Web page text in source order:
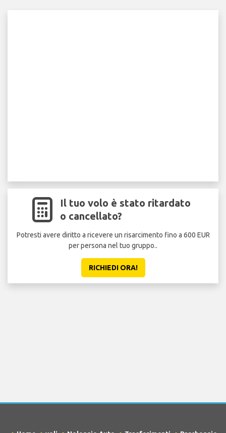
Il tuo volo è stato ritardato
o cancellato?
Potresti avere diritto a ricevere un risarcimento fino a 600 EUR
per persona nel tuo gruppo..
RICHIEDI ORA!